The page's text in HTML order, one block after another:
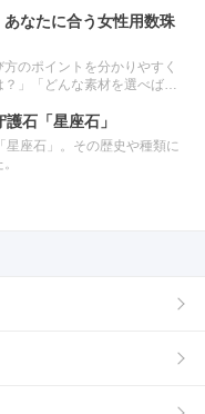
ついて、分かりやすくご紹
なたに合う女性用数珠
のポイントを分かりやすく
」「どんな素材を選べばい
伝いをします。自分だけの
サービスも。
石「星座石」
星座石」。その歴史や種類に